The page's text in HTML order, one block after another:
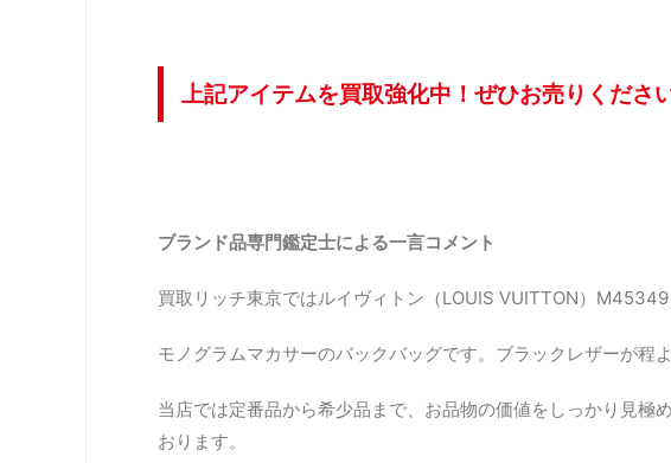
上記アイテムを買取強化中！ぜひお売りくださ
ブランド品専門鑑定士による一言コメント
買取リッチ東京ではルイヴィトン（LOUIS VUITTON）M45349
モノグラムマカサーのバックバッグです。ブラックレザーが程
当店では定番品から希少品まで、お品物の価値をしっかり見極
おります。